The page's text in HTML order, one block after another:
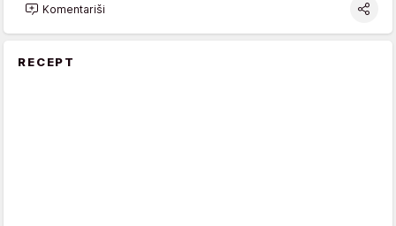
Komentariši
RECEPT